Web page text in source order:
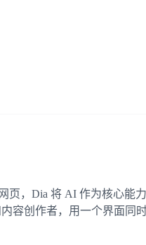
页，Dia 将 AI 作为核心
容创作者，用一个界面同